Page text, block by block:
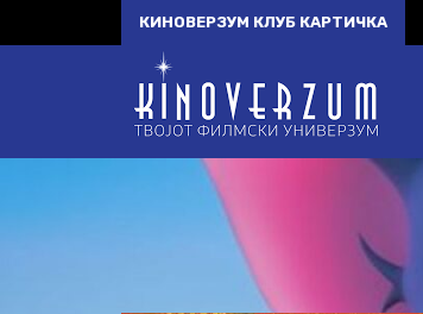
КИНОВЕРЗУМ КЛУБ КАРТИЧКА